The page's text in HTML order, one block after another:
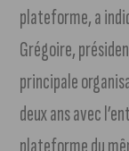
plateforme, a
Grégoire,
principale
deux ans avec